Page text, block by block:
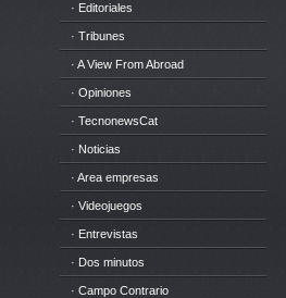
· Editoriales
· Tribunes
· A View From Abroad
· Opiniones
· TecnonewsCat
· Noticias
· Area empresas
· Videojuegos
· Entrevistas
· Dos minutos
· Campo Contrario